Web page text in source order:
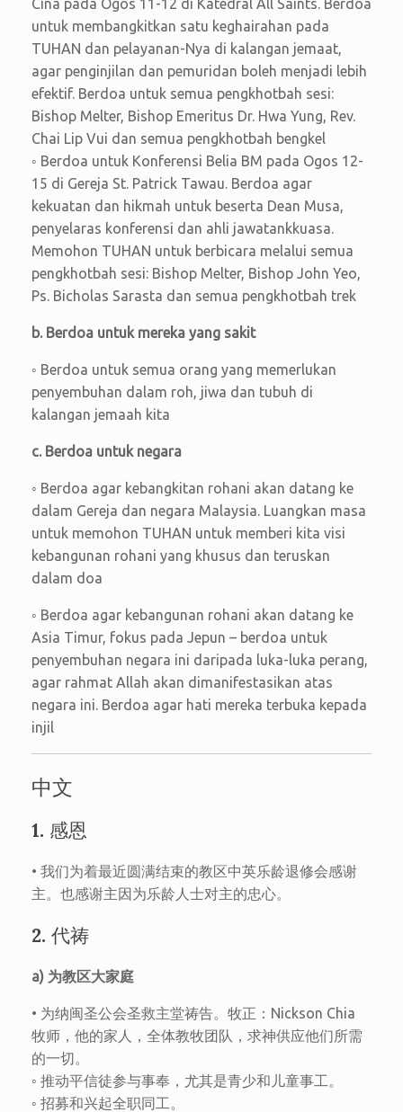
untuk membangkitkan satu keghairahan pada
TUHAN dan pelayanan-Nya di kalangan jemaat,
agar penginjilan dan pemuridan boleh menjadi lebih
efektif. Berdoa untuk semua pengkhotbah sesi:
Bishop Melter, Bishop Emeritus Dr. Hwa Yung, Rev.
Chai Lip Vui dan semua pengkhotbah bengkel
◦ Berdoa untuk Konferensi Belia BM pada Ogos 12-
15 di Gereja St. Patrick Tawau. Berdoa agar
kekuatan dan hikmah untuk beserta Dean Musa,
penyelaras konferensi dan ahli jawatankkuasa.
Memohon TUHAN untuk berbicara melalui semua
pengkhotbah sesi: Bishop Melter, Bishop John Yeo,
Ps. Bicholas Sarasta dan semua pengkhotbah trek
b. Berdoa untuk mereka yang sakit
◦ Berdoa untuk semua orang yang memerlukan
penyembuhan dalam roh, jiwa dan tubuh di
kalangan jemaah kita
c. Berdoa untuk negara
◦ Berdoa agar kebangkitan rohani akan datang ke
dalam Gereja dan negara Malaysia. Luangkan masa
untuk memohon TUHAN untuk memberi kita visi
kebangunan rohani yang khusus dan teruskan
dalam doa
◦ Berdoa agar kebangunan rohani akan datang ke
Asia Timur, fokus pada Jepun – berdoa untuk
penyembuhan negara ini daripada luka-luka perang,
agar rahmat Allah akan dimanifestasikan atas
negara ini. Berdoa agar hati mereka terbuka kepada
injil
中文
1. 感恩
• 我们为着最近圆满结束的教区中英乐龄退修会感谢
主。也感谢主因为乐龄人士对主的忠心。
2. 代祷
a) 为教区大家庭
• 为纳闽圣公会圣救主堂祷告。牧正：Nickson Chia
牧师，他的家人，全体教牧团队，求神供应他们所需
的一切。
◦ 推动平信徒参与事奉，尤其是青少和儿童事工。
◦ 招募和兴起全职同工。